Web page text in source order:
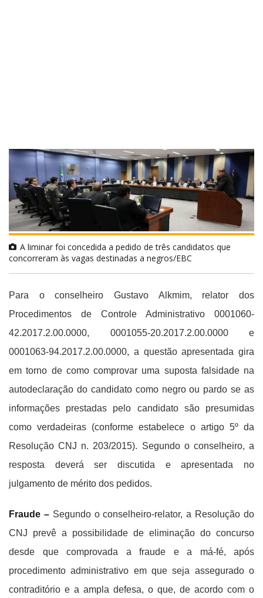
A liminar foi concedida a pedido de três candidatos que
concorreram às vagas destinadas a negros/EBC
Para o conselheiro Gustavo Alkmim, relator dos
Procedimentos de Controle Administrativo 0001060-
42.2017.2.00.0000, 0001055-20.2017.2.00.0000 e
0001063-94.2017.2.00.0000, a questão apresentada gira
em torno de como comprovar uma suposta falsidade na
autodeclaração do candidato como negro ou pardo se as
informações prestadas pelo candidato são presumidas
como verdadeiras (conforme estabelece o artigo 5º da
Resolução CNJ n. 203/2015). Segundo o conselheiro, a
resposta deverá ser discutida e apresentada no
julgamento de mérito dos pedidos.
Fraude –Segundo o conselheiro-relator, a Resolução do
CNJ prevê a possibilidade de eliminação do concurso
desde que comprovada a fraude e a má-fé, após
procedimento administrativo em que seja assegurado o
contraditório e a ampla defesa, o que, de acordo com o